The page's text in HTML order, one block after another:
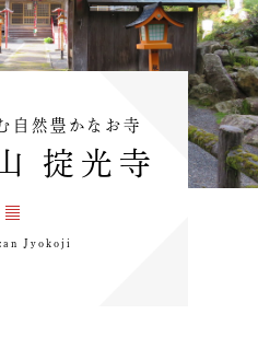
自然豊かなお寺
掟光寺
Jyokoji